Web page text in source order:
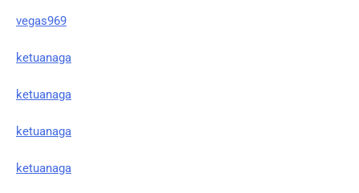
vegas969
ketuanaga
ketuanaga
ketuanaga
ketuanaga